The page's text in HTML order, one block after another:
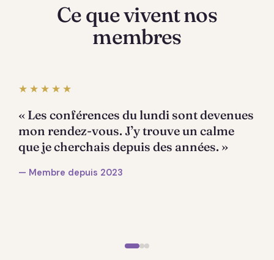
Ce que vivent nos
membres
★★★★★
« Les conférences du lundi sont devenues
mon rendez-vous. J’y trouve un calme
que je cherchais depuis des années. »
— Membre depuis 2023